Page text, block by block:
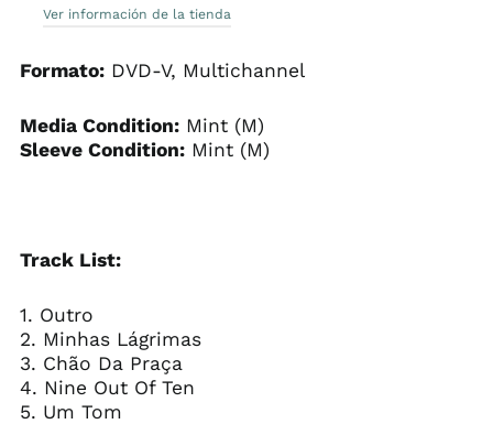
Ver información de la tienda
Formato:DVD-V, Multichannel
Media Condition:Mint (M)
Sleeve Condition:Mint (M)
Track List:
1. Outro
2. Minhas Lágrimas
3. Chão Da Praça
4. Nine Out Of Ten
5. Um Tom